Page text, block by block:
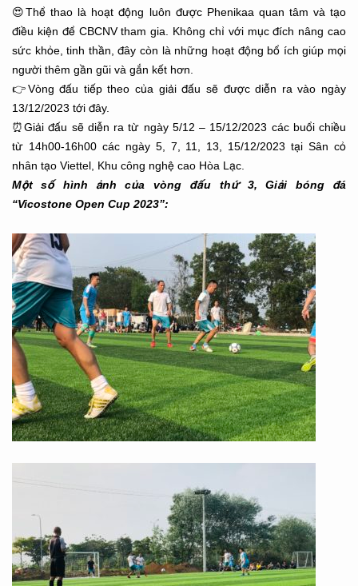
😍Thể thao là hoạt động luôn được Phenikaa quan tâm và tạo
điều kiện để CBCNV tham gia. Không chỉ với mục đích nâng cao
sức khỏe, tinh thần, đây còn là những hoạt động bổ ích giúp mọi
người thêm gần gũi và gắn kết hơn.
👉Vòng đấu tiếp theo của giải đấu sẽ được diễn ra vào ngày
13/12/2023 tới đây.
⏰Giải đấu sẽ diễn ra từ ngày 5/12 – 15/12/2023 các buổi chiều
từ 14h00-16h00 các ngày 5, 7, 11, 13, 15/12/2023 tại Sân cỏ
nhân tạo Viettel, Khu công nghệ cao Hòa Lạc.
Một số hình ảnh của vòng đấu thứ 3, Giải bóng đá
“Vicostone Open Cup 2023”: